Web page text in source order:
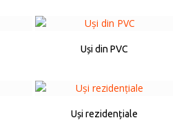
Uși din PVC
Uși rezidențiale